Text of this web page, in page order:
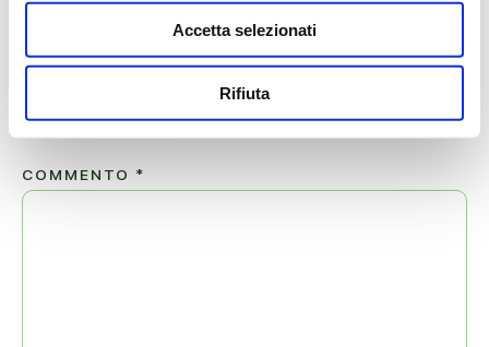
Accetta selezionati
Rifiuta
COMMENTO *